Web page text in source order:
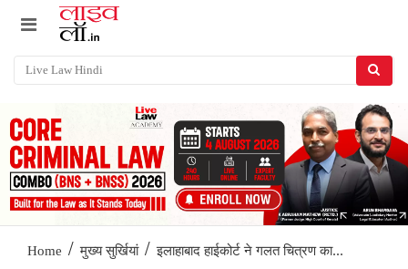
Home / मुख्य सुर्खियां / इलाहाबाद हाईकोर्ट ने गलत चित्रण का...